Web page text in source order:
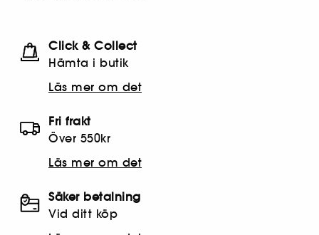
Click & Collect
Hämta i butik​
Läs mer om det
Fri frakt
Över 550kr
Läs mer om det
Säker betalning
Vid ditt köp